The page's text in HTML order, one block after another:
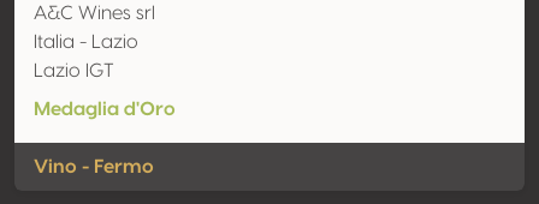
A&C Wines srl
Italia - Lazio
Lazio IGT
Medaglia d'Oro
Vino - Fermo